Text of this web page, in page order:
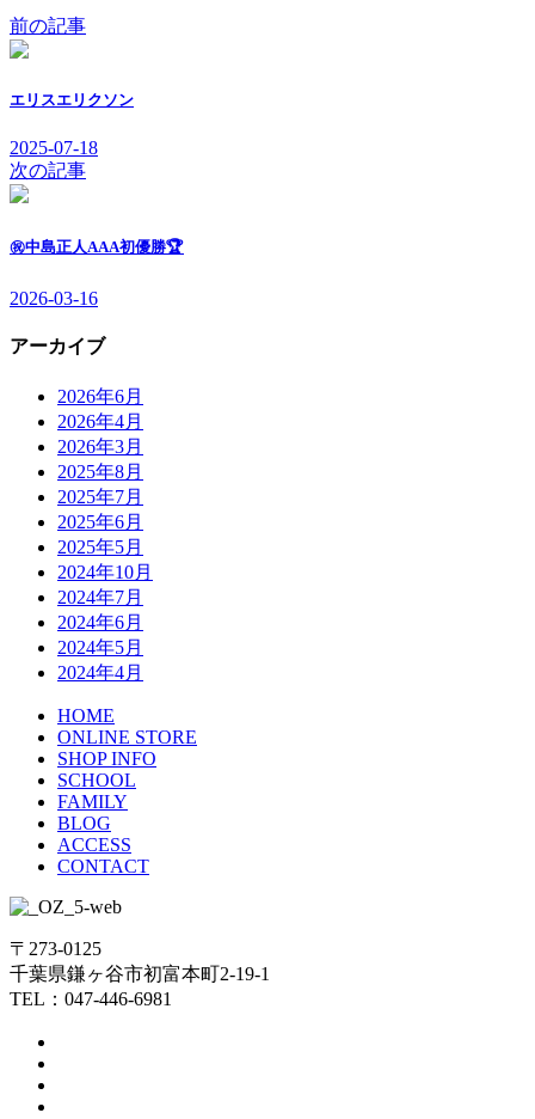
前の記事
エリスエリクソン
2025-07-18
次の記事
㊗️中島正人AAA初優勝🏆
2026-03-16
アーカイブ
2026年6月
2026年4月
2026年3月
2025年8月
2025年7月
2025年6月
2025年5月
2024年10月
2024年7月
2024年6月
2024年5月
2024年4月
HOME
ONLINE STORE
SHOP INFO
SCHOOL
FAMILY
BLOG
ACCESS
CONTACT
〒273-0125
千葉県鎌ヶ谷市初富本町2-19-1
TEL：047-446-6981